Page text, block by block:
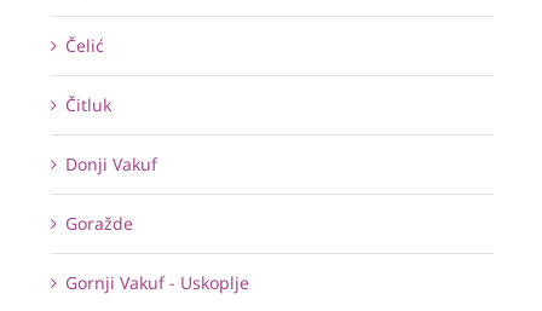
Čelić
Čitluk
Donji Vakuf
Goražde
Gornji Vakuf - Uskoplje